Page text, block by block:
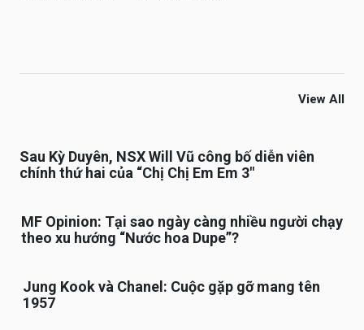
View All
Sau Kỳ Duyên, NSX Will Vũ công bố diễn viên
chính thứ hai của “Chị Chị Em Em 3″
MF Opinion: Tại sao ngày càng nhiều người chạy
theo xu hướng “Nước hoa Dupe”?
Jung Kook và Chanel: Cuộc gặp gỡ mang tên
1957